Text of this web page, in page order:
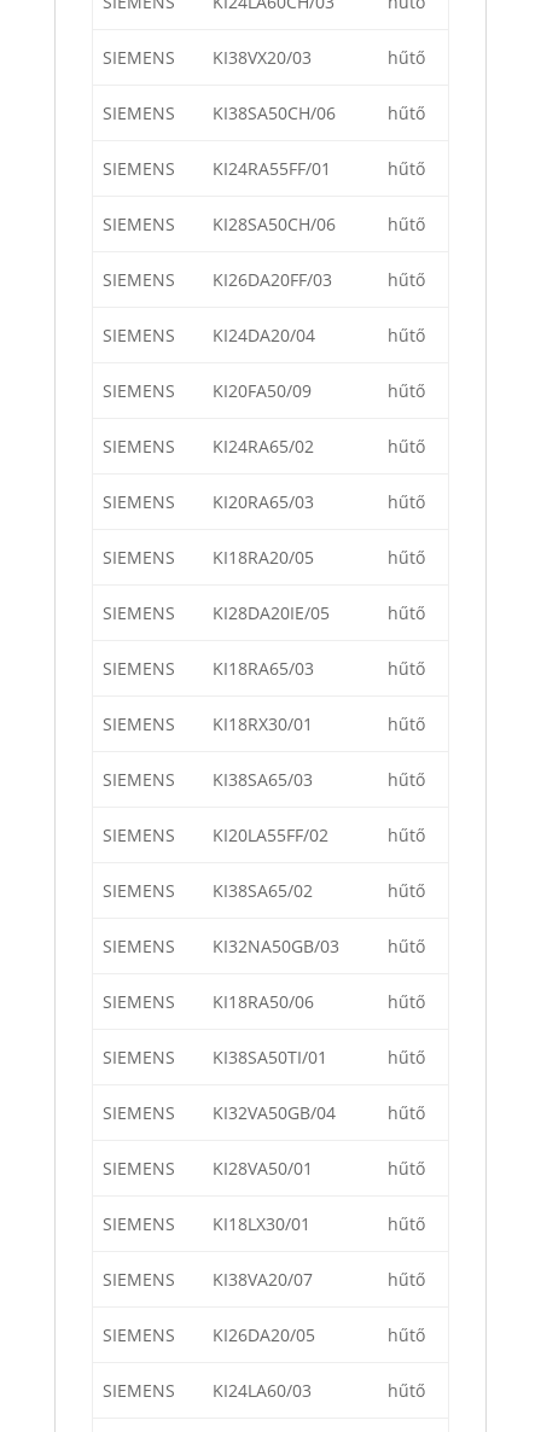
SIEMENS KI38VX20/03 hűtő
SIEMENS KI38SA50CH/06 hűtő
SIEMENS KI24RA55FF/01 hűtő
SIEMENS KI28SA50CH/06 hűtő
SIEMENS KI26DA20FF/03 hűtő
SIEMENS KI24DA20/04 hűtő
SIEMENS KI20FA50/09 hűtő
SIEMENS KI24RA65/02 hűtő
SIEMENS KI20RA65/03 hűtő
SIEMENS KI18RA20/05 hűtő
SIEMENS KI28DA20IE/05 hűtő
SIEMENS KI18RA65/03 hűtő
SIEMENS KI18RX30/01 hűtő
SIEMENS KI38SA65/03 hűtő
SIEMENS KI20LA55FF/02 hűtő
SIEMENS KI38SA65/02 hűtő
SIEMENS KI32NA50GB/03 hűtő
SIEMENS KI18RA50/06 hűtő
SIEMENS KI38SA50TI/01 hűtő
SIEMENS KI32VA50GB/04 hűtő
SIEMENS KI28VA50/01 hűtő
SIEMENS KI18LX30/01 hűtő
SIEMENS KI38VA20/07 hűtő
SIEMENS KI26DA20/05 hűtő
SIEMENS KI24LA60/03 hűtő